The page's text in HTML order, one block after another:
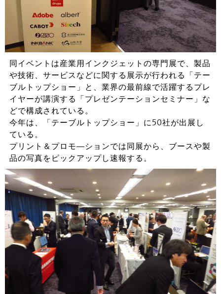
同イベントは産業用インクジェットの専門展で、製品
や技術、サービスなどに関する展示が行われる「テー
ブルトップショー」と、業界の最前線で活躍するプレ
イヤーが講演する「プレゼンテーションセミナー」な
どで構成されている。
今年は、「テーブルトップショー」に50社が出展し
ている。
プリント＆プロモ―ションでは同展から、ブースや製
品の写真をピックアップし速報する。